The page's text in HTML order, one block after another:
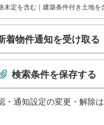
着物件通知を受け取る
検索条件を保存する
・通知設定の変更・解除は